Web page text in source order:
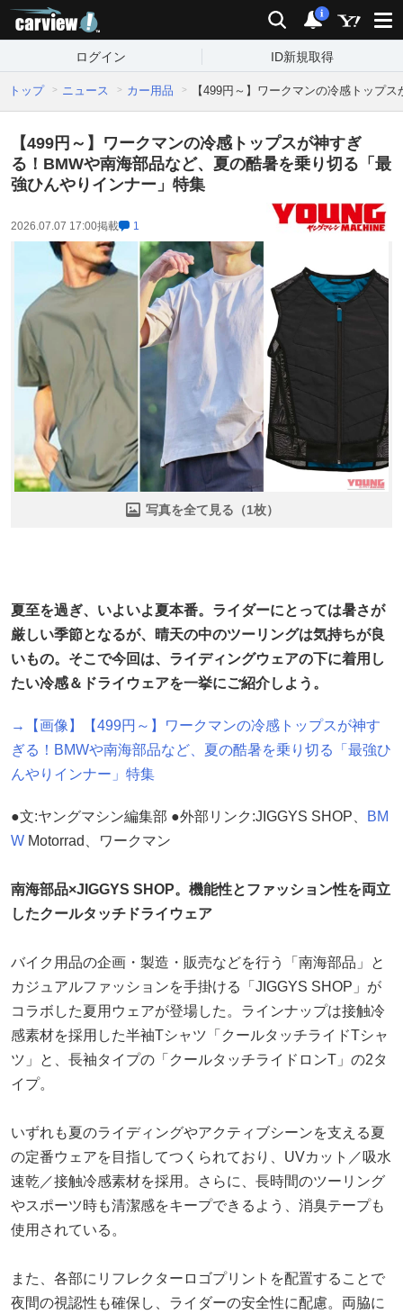
検索 通知
i
ログイン ID新規取得
トップ ニュース カー用品 【499円～】ワークマンの冷感トップ
【499円～】ワークマンの冷感トップスが神すぎ
る！BMWや南海部品など、夏の酷暑を乗り切る「最
強ひんやりインナー」特集
2026.07.07 17:00掲載 1
写真を全て見る（1枚）
夏至を過ぎ、いよいよ夏本番。ライダーにとっては暑さが
厳しい季節となるが、晴天の中のツーリングは気持ちが良
いもの。そこで今回は、ライディングウェアの下に着用し
たい冷感＆ドライウェアを一挙にご紹介しよう。
→【画像】【499円～】ワークマンの冷感トップスが神す
ぎる！BMWや南海部品など、夏の酷暑を乗り切る「最強ひ
んやりインナー」特集
●文:ヤングマシン編集部 ●外部リンク:JIGGYS SHOP、
BM
W Motorrad、ワークマン
南海部品×JIGGYS SHOP。機能性とファッション性を両立
したクールタッチドライウェア
バイク用品の企画・製造・販売などを行う「南海部品」と
カジュアルファッションを手掛ける「JIGGYS SHOP」が
コラボした夏用ウェアが登場した。ラインナップは接触冷
感素材を採用した半袖Tシャツ「クールタッチライドTシャ
ツ」と、長袖タイプの「クールタッチライドロンT」の2タ
イプ。
いずれも夏のライディングやアクティブシーンを支える夏
の定番ウェアを目指してつくられており、UVカット／吸水
速乾／接触冷感素材を採用。さらに、長時間のツーリング
やスポーツ時も清潔感をキープできるよう、消臭テープも
使用されている。
また、各部にリフレクターロゴプリントを配置することで
夜間の視認性も確保し、ライダーの安全性に配慮。両脇に